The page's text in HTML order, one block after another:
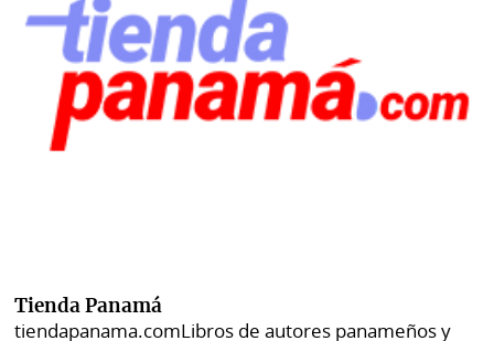
Tienda Panamá
tiendapanama.comLibros de autores panameños y